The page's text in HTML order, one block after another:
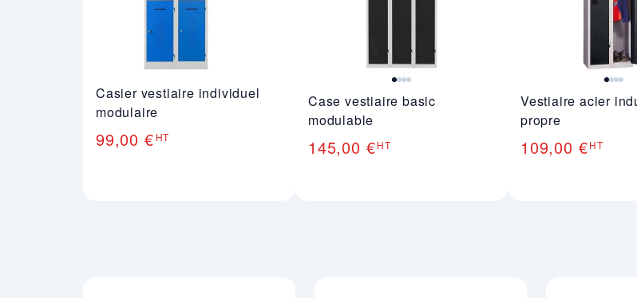
Casier vestiaire individuel
modulaire
99,00 € HT
Case vestiaire basic
modulable
145,00 €HT
Vestiaire acier
propre
109,00 €HT